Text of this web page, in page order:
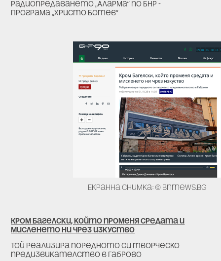
радиопредаването „Аларма“ по БНР -
Програма „Христо Ботев“
Екранна снимка: © bnrnews.bg
Кром Багелски, който променя средата и
мисленето ни чрез изкуство
Той реализира поредното си творческо
предизвикателство в Габрово